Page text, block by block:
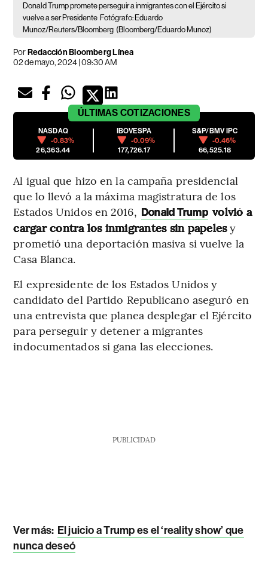
Donald Trump promete perseguir a inmigrantes con el Ejército si
vuelve a ser Presidente Fotógrafo: Eduardo
Munoz/Reuters/Bloomberg (Bloomberg/Eduardo Munoz)
PorRedacción Bloomberg Línea
02 de mayo, 2024 | 09:30 AM
ÚLTIMAS COTIZACIONES
NASDAQ
-0.83%
26,363.44
IBOVESPA
-0.09%
177,726.17
S&P/BMV IPC
-0.46%
66,525.18
Al igual que hizo en la campaña presidencial
que lo llevó a la máxima magistratura de los
Estados Unidos en 2016, Donald Trump volvió a
cargar contra los inmigrantes sin papelesy
prometió una deportación masiva si vuelve la
Casa Blanca.
El expresidente de los Estados Unidos y
candidato del Partido Republicano aseguró en
una entrevista que planea desplegar el Ejército
para perseguir y detener a migrantes
indocumentados si gana las elecciones.
PUBLICIDAD
Ver más: El juicio a Trump es el ‘reality show’ que
nunca deseó